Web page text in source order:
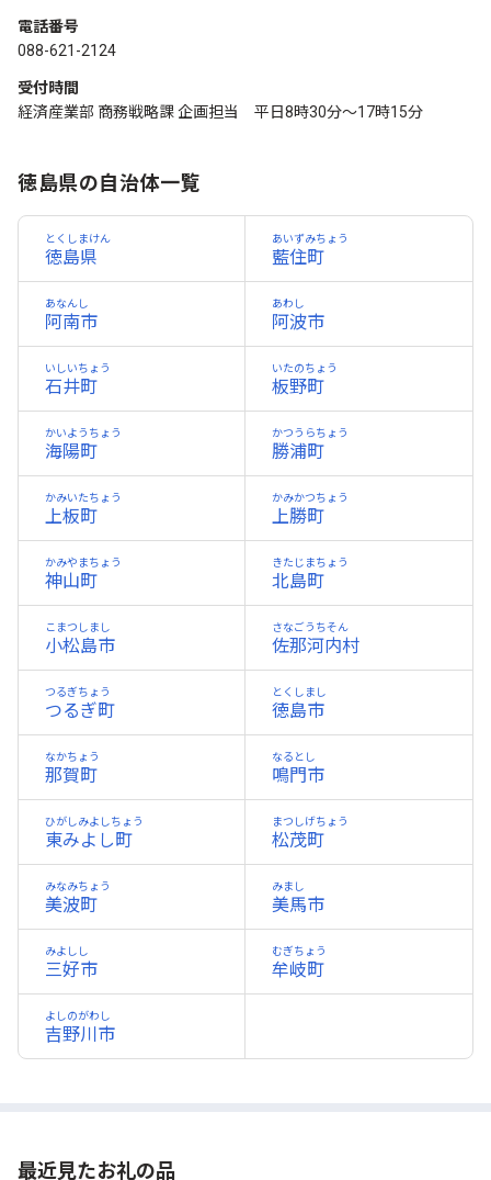
電話番号
088-621-2124
受付時間
経済産業部 商務戦略課 企画担当 平日8時30分～17時15分
徳島県の自治体一覧
徳島県
とくしまけん
藍住町
あいずみちょう
阿南市
あなんし
阿波市
あわし
石井町
いしいちょう
板野町
いたのちょう
海陽町
かいようちょう
勝浦町
かつうらちょう
上板町
かみいたちょう
上勝町
かみかつちょう
神山町
かみやまちょう
北島町
きたじまちょう
小松島市
こまつしまし
佐那河内村
さなごうちそん
つるぎ町
つるぎちょう
徳島市
とくしまし
那賀町
なかちょう
鳴門市
なるとし
東みよし町
ひがしみよしちょう
松茂町
まつしげちょう
美波町
みなみちょう
美馬市
みまし
三好市
みよしし
牟岐町
むぎちょう
吉野川市
よしのがわし
最近見たお礼の品